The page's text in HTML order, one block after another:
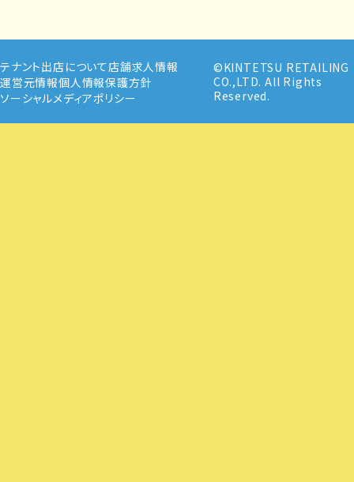
テナント出店について店舗求人情報
運営元情報個人情報保護方針
ソーシャルメディアポリシー
©KINTETSU RETAILING
CO.,LTD. All Rights
Reserved.